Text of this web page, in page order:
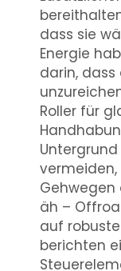
dass sie
Energie
darin, dass
Roller für
Gehwegen
äh –
auf
berichten